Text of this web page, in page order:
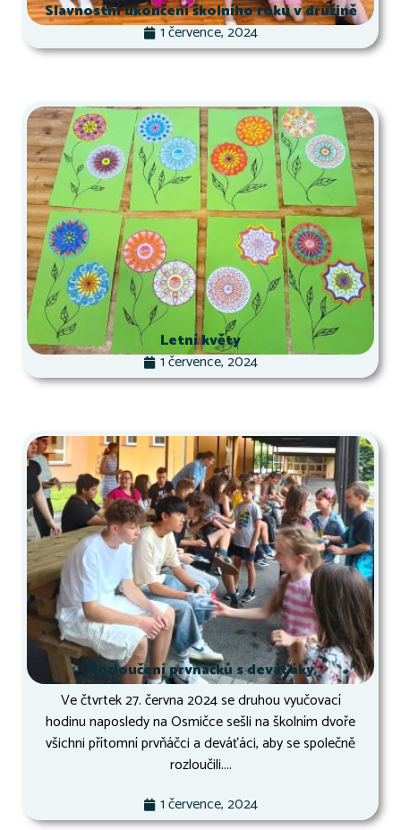
Slavnostní ukončení školního roku v družině
1 července, 2024
Letní květy
1 července, 2024
Rozloučení prvňáčků s deváťáky
Ve čtvrtek 27. června 2024 se druhou vyučovací
hodinu naposledy na Osmičce sešli na školním dvoře
všichni přítomní prvňáčci a deváťáci, aby se společně
rozloučili....
1 července, 2024